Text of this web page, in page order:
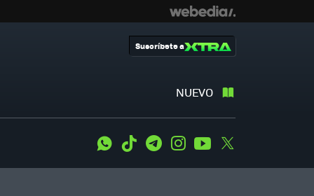
NUEVO
Suscríbete a
WhatsApp
Tiktok TelegramInstagramYoutube